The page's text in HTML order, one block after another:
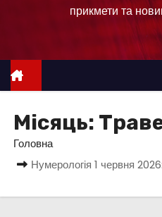
е
прикмети та
Місяць:
Головна
Нумерологія 1 червня